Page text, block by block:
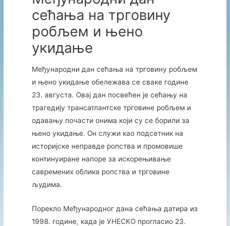
сећања на трговину
робљем и њено
укидање
Међународни дан сећања на трговину робљем
и њено укидање обележава се сваке године
23. августа. Овај дан посвећен је сећању на
трагедију трансатлантске трговине робљем и
одавању почасти онима који су се борили за
њено укидање. Он служи као подсетник на
историјске неправде ропства и промовише
континуиране напоре за искорењивање
савремених облика ропства и трговине
људима.
Порекло Међународног дана сећања датира из
1998. године, када је УНЕСКО прогласио 23.